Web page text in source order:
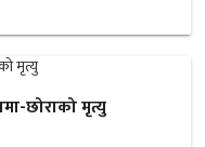
छोराको मृत्यु